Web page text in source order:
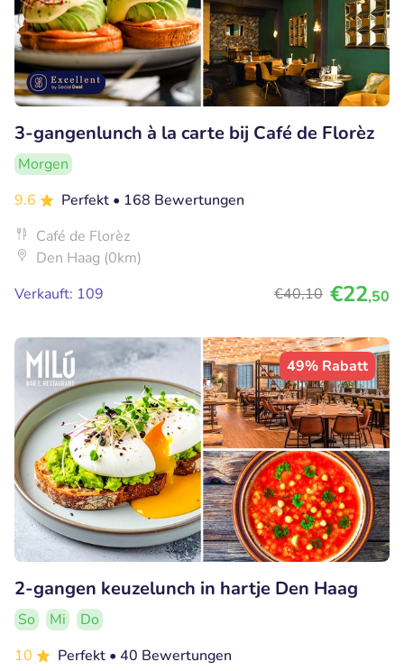
3-gangenlunch à la carte bij Café de Florèz
Morgen
9.6
Perfekt • 168 Bewertungen
Café de Florèz
Den Haag (0km)
Verkauft: 109
€40,10 €22,50
49% Rabatt
2-gangen keuzelunch in hartje Den Haag
So Mi
Do
10
Perfekt • 40 Bewertungen